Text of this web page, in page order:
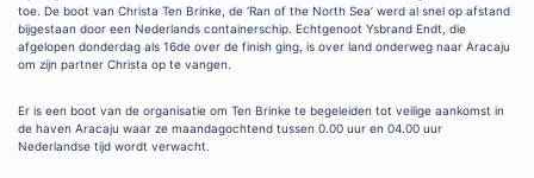
toe. De boot van Christa Ten Brinke, de ‘Ran of the North Sea’ werd al snel op afstand
bijgestaan door een Nederlands containerschip. Echtgenoot Ysbrand Endt, die
afgelopen donderdag als 16de over de finish ging, is over land onderweg naar Aracaju
om zijn partner Christa op te vangen.
Er is een boot van de organisatie om Ten Brinke te begeleiden tot veilige aankomst in
de haven Aracaju waar ze maandagochtend tussen 0.00 uur en 04.00 uur
Nederlandse tijd wordt verwacht.